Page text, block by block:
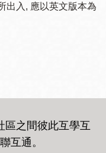
出入, 應以英文版本為
區之間彼此互學互
互通。